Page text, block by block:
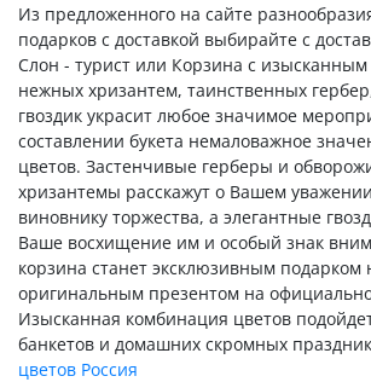
Из предложенного на сайте
подарков с доставкой выбирайте с
Слон - турист или Корзина с
нежных хризантем, таинственных
гвоздик украсит любое значимое
составлении букета немаловажное
цветов. Застенчивые герберы и
хризантемы расскажут о Вашем
виновнику торжества, а элегантные
Ваше восхищение им и особый знак
корзина станет эксклюзивным подарком
оригинальным презентом на
Изысканная комбинация цветов
банкетов и домашних скромных
цветов Россия